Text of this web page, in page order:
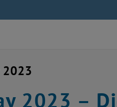
2023
2023 –